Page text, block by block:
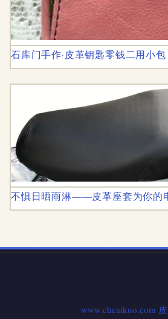
石库门手作·皮革钥匙零钱二用小包
不惧日晒雨淋——皮革座套为你的
www.cheaikuo.com